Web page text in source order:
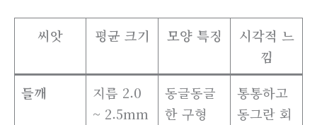
씨앗 평균 크기 모양 특징
시각적 느
낌
들깨
지름 2.0
~ 2.5mm
동글동글
한 구형
통통하고
동그란 회